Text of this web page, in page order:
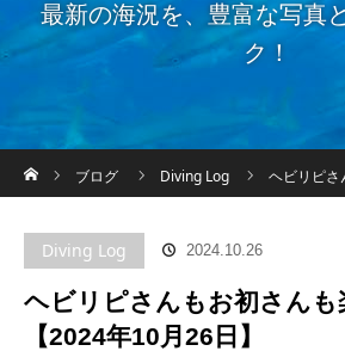
最新の海況を、豊富な写真
ク！
ブログ
Diving Log ヘビリピさ
Diving Log 2024.10.26
ヘビリピさんもお初さんも
【2024年10月26日】